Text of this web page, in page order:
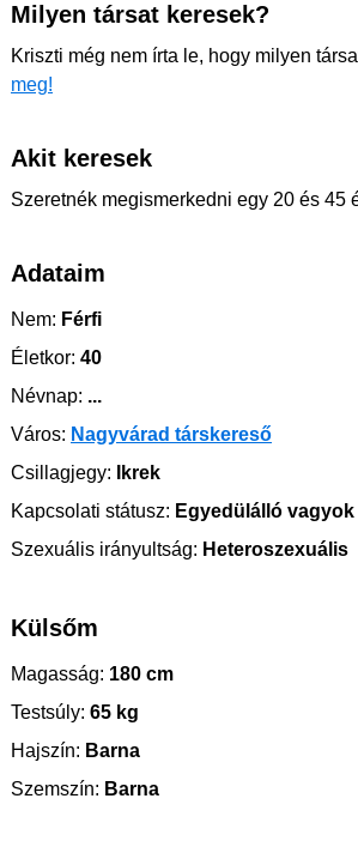
Milyen társat keresek?
Kriszti még nem írta le, hogy milyen
meg!
Akit keresek
Szeretnék megismerkedni egy 20 és 45
Adataim
Nem: Férfi
Életkor: 40
Névnap: ...
Város: Nagyvárad társkereső
Csillagjegy: Ikrek
Kapcsolati státusz: Egyedülálló vagyok
Szexuális irányultság: Heteroszexuális
Külsőm
Magasság: 180 cm
Testsúly: 65 kg
Hajszín: Barna
Szemszín: Barna